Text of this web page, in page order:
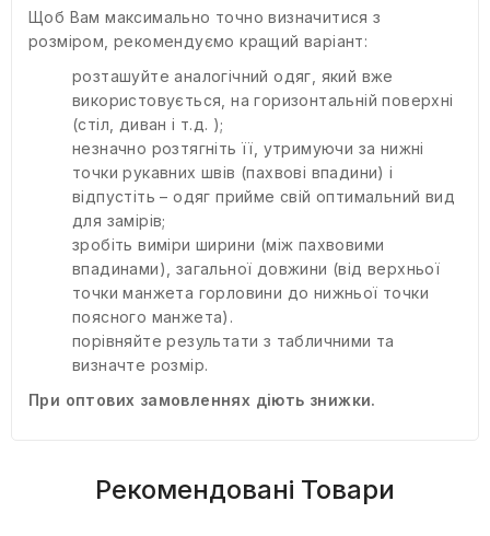
Щоб Вам максимально точно визначитися з
розміром, рекомендуємо кращий варіант:
розташуйте аналогічний одяг, який вже
використовується, на горизонтальній поверхні
(стіл, диван і т.д. );
незначно розтягніть її, утримуючи за нижні
точки рукавних швів (пахвові впадини) і
відпустіть – одяг прийме свій оптимальний вид
для замірів;
зробіть виміри ширини (між пахвовими
впадинами), загальної довжини (від верхньої
точки манжета горловини до нижньої точки
поясного манжета).
порівняйте результати з табличними та
визначте розмір.
При оптових замовленнях діють знижки.
Рекомендовані Товари